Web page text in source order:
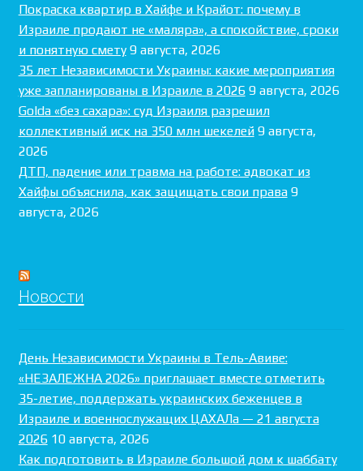
Покраска квартир в Хайфе и Крайот: почему в
Израиле продают не «маляра», а спокойствие, сроки
и понятную смету 9 августа, 2026
35 лет Независимости Украины: какие мероприятия
уже запланированы в Израиле в 2026 9 августа, 2026
Golda «без сахара»: суд Израиля разрешил
коллективный иск на 350 млн шекелей 9 августа,
2026
ДТП, падение или травма на работе: адвокат из
Хайфы объяснила, как защищать свои права 9
августа, 2026
Новости
День Независимости Украины в Тель-Авиве:
«НЕЗАЛЕЖНА 2026» приглашает вместе отметить
35-летие, поддержать украинских беженцев в
Израиле и военнослужащих ЦАХАЛа — 21 августа
2026 10 августа, 2026
Как подготовить в Израиле большой дом к шаббату